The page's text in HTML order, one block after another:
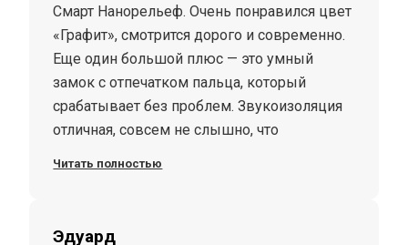
Смарт Нанорельеф. Очень понравился цвет
«Графит», смотрится дорого и современно.
Еще один большой плюс — это умный
замок с отпечатком пальца, который
срабатывает без проблем. Звукоизоляция
отличная, совсем не слышно, что
Читать полностью
Эдуард